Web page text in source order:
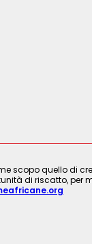
scopo quello di
di riscatto, per